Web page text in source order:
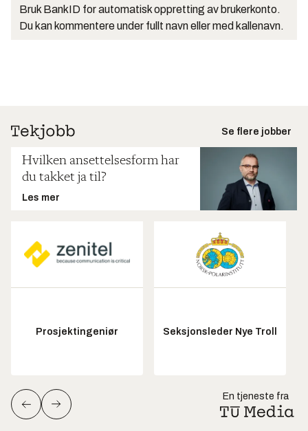
Bruk BankID for automatisk oppretting av brukerkonto.
Du kan kommentere under fullt navn eller med kallenavn.
Se flere jobber
Hvilken ansettelsesform har
du takket ja til?
Les mer
Prosjektingeniør Seksjonsleder Nye Troll
En tjeneste fra